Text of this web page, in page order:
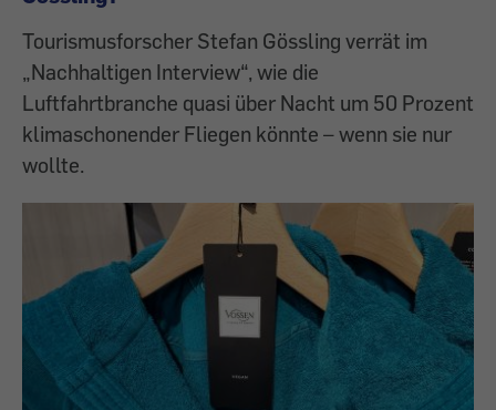
Tourismusforscher Stefan Gössling verrät im
„Nachhaltigen Interview“, wie die
Luftfahrtbranche quasi über Nacht um 50 Prozent
klimaschonender Fliegen könnte – wenn sie nur
wollte.